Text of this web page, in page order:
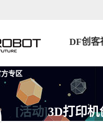
DF创客
专区
[活动]3D打印